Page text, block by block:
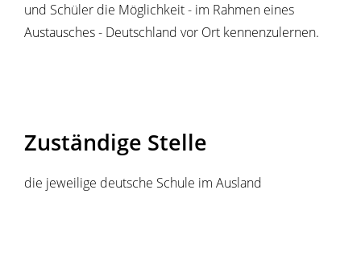
und Schüler die Möglichkeit - im Rahmen eines
Austausches - Deutschland vor Ort kennenzulernen.
Zuständige Stelle
die jeweilige deutsche Schule im Ausland